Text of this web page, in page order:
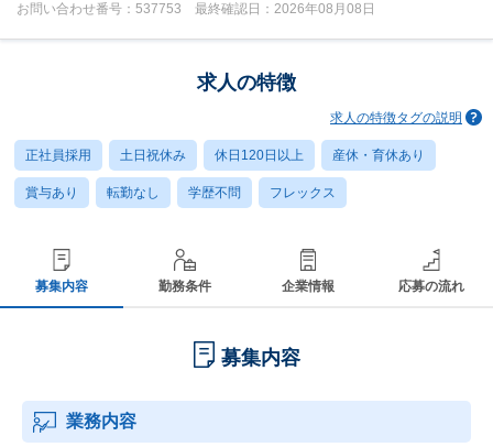
お問い合わせ番号：537753 最終確認日：2026年08月08日
求人の特徴
求人の特徴タグの説明
正社員採用 土日祝休み 休日120日以上 産休・育休あり
賞与あり 転勤なし 学歴不問 フレックス
募集内容 勤務条件 企業情報 応募の流れ
募集内容
業務内容